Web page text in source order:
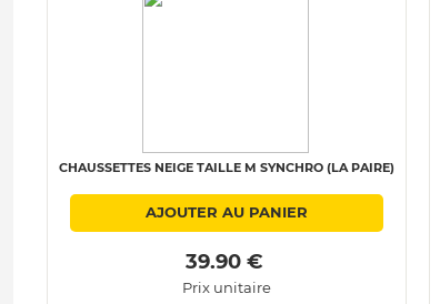
CHAUSSETTES NEIGE TAILLE M SYNCHRO (LA PAIRE)
AJOUTER AU PANIER
39.90 €
Prix unitaire